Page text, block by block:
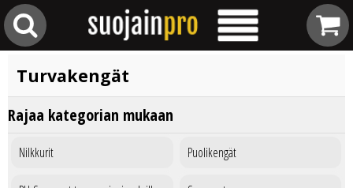
Turvakengät
Rajaa kategorian mukaan
Nilkkurit Puolikengät